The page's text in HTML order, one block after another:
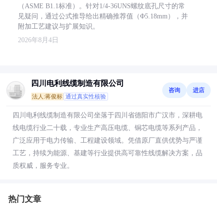
（ASME B1.1标准）。针对1/4-36UNS螺纹底孔尺寸的常
见疑问，通过公式推导给出精确推荐值（Φ5.18mm），并
附加工艺建议与扩展知识。
2026年8月4日
四川电利线缆制造有限公司
法人:蒋俊标 通过真实性核验
咨询 进店
四川电利线缆制造有限公司坐落于四川省德阳市广汉市，深耕电
线电缆行业二十载，专业生产高压电缆、铜芯电缆等系列产品，
广泛应用于电力传输、工程建设领域。凭借原厂直供优势与严谨
工艺，持续为能源、基建等行业提供高可靠性线缆解决方案，品
质权威，服务专业。
热门文章